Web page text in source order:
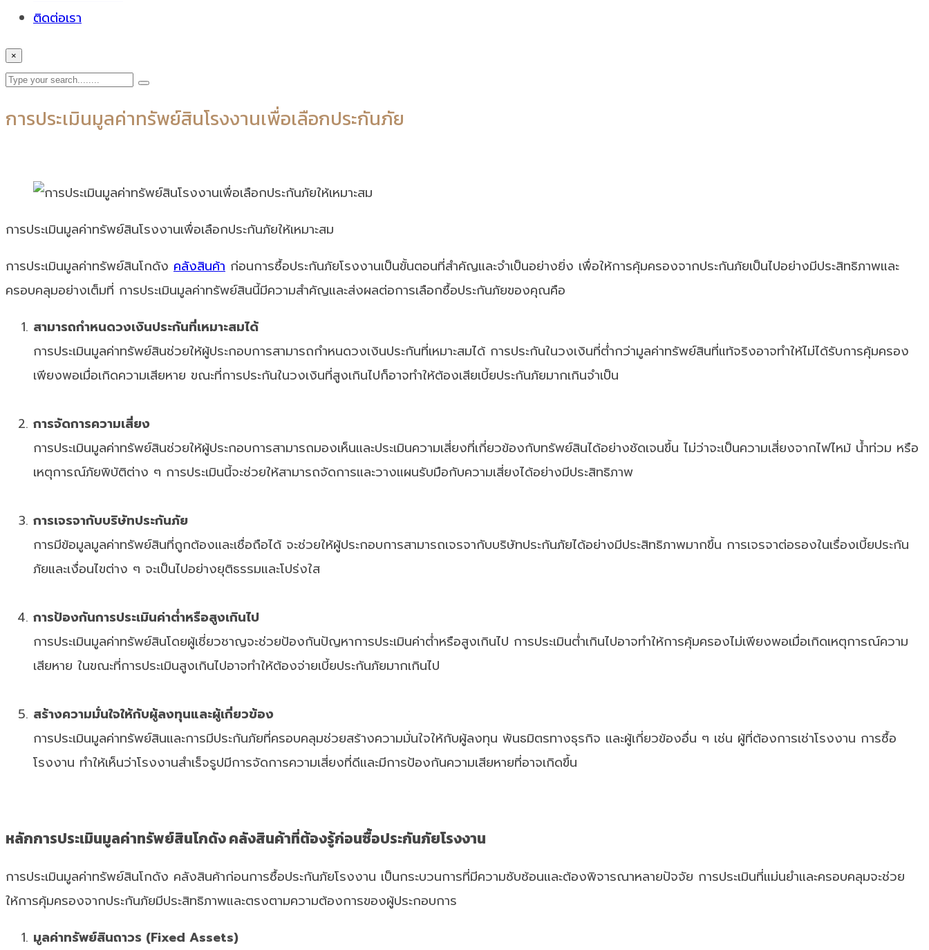
ติดต่อเรา
×
การประเมินมูลค่าทรัพย์สินโรงงานเพื่อเลือกประกันภัย
การประเมินมูลค่าทรัพย์สินโรงงานเพื่อเลือกประกันภัยให้เหมาะสม
การประเมินมูลค่าทรัพย์สินโกดัง คลังสินค้า ก่อนการซื้อประกันภัยโรงงานเป็นขั้นตอนที่สำคัญและจำเป็นอย่างยิ่ง เพื่อให้การคุ้มครองจากประกันภัยเป็นไปอย่างมีประสิทธิภาพและ
ครอบคลุมอย่างเต็มที่ การประเมินมูลค่าทรัพย์สินนี้มีความสำคัญและส่งผลต่อการเลือกซื้อประกันภัยของคุณคือ
สามารถกำหนดวงเงินประกันที่เหมาะสมได้
การประเมินมูลค่าทรัพย์สินช่วยให้ผู้ประกอบการสามารถกำหนดวงเงินประกันที่เหมาะสมได้ การประกันในวงเงินที่ต่ำกว่ามูลค่าทรัพย์สินที่แท้จริงอาจทำให้ไม่ได้รับการคุ้มครอง
เพียงพอเมื่อเกิดความเสียหาย ขณะที่การประกันในวงเงินที่สูงเกินไปก็อาจทำให้ต้องเสียเบี้ยประกันภัยมากเกินจำเป็น
การจัดการความเสี่ยง
การประเมินมูลค่าทรัพย์สินช่วยให้ผู้ประกอบการสามารถมองเห็นและประเมินความเสี่ยงที่เกี่ยวข้องกับทรัพย์สินได้อย่างชัดเจนขึ้น ไม่ว่าจะเป็นความเสี่ยงจากไฟไหม้ น้ำท่วม หรือ
เหตุการณ์ภัยพิบัติต่าง ๆ การประเมินนี้จะช่วยให้สามารถจัดการและวางแผนรับมือกับความเสี่ยงได้อย่างมีประสิทธิภาพ
การเจรจากับบริษัทประกันภัย
การมีข้อมูลมูลค่าทรัพย์สินที่ถูกต้องและเชื่อถือได้ จะช่วยให้ผู้ประกอบการสามารถเจรจากับบริษัทประกันภัยได้อย่างมีประสิทธิภาพมากขึ้น การเจรจาต่อรองในเรื่องเบี้ยประกัน
ภัยและเงื่อนไขต่าง ๆ จะเป็นไปอย่างยุติธรรมและโปร่งใส
การป้องกันการประเมินค่าต่ำหรือสูงเกินไป
การประเมินมูลค่าทรัพย์สินโดยผู้เชี่ยวชาญจะช่วยป้องกันปัญหาการประเมินค่าต่ำหรือสูงเกินไป การประเมินต่ำเกินไปอาจทำให้การคุ้มครองไม่เพียงพอเมื่อเกิดเหตุการณ์ความ
เสียหาย ในขณะที่การประเมินสูงเกินไปอาจทำให้ต้องจ่ายเบี้ยประกันภัยมากเกินไป
สร้างความมั่นใจให้กับผู้ลงทุนและผู้เกี่ยวข้อง
การประเมินมูลค่าทรัพย์สินและการมีประกันภัยที่ครอบคลุมช่วยสร้างความมั่นใจให้กับผู้ลงทุน พันธมิตรทางธุรกิจ และผู้เกี่ยวข้องอื่น ๆ เช่น ผู้ที่ต้องการเช่าโรงงาน การซื้อ
โรงงาน ทำให้เห็นว่าโรงงานสำเร็จรูปมีการจัดการความเสี่ยงที่ดีและมีการป้องกันความเสียหายที่อาจเกิดขึ้น
หลักการประเมินมูลค่าทรัพย์สินโกดัง คลังสินค้าที่ต้องรู้ก่อนซื้อประกันภัยโรงงาน
การประเมินมูลค่าทรัพย์สินโกดัง คลังสินค้าก่อนการซื้อประกันภัยโรงงาน เป็นกระบวนการที่มีความซับซ้อนและต้องพิจารณาหลายปัจจัย การประเมินที่แม่นยำและครอบคลุมจะช่วย
ให้การคุ้มครองจากประกันภัยมีประสิทธิภาพและตรงตามความต้องการของผู้ประกอบการ
มูลค่าทรัพย์สินถาวร (Fixed Assets)